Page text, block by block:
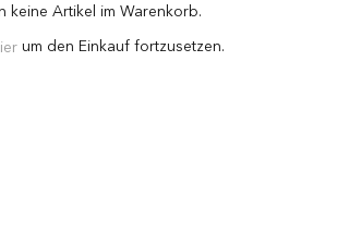
keine Artikel im Warenkorb.
um den Einkauf fortzusetzen.